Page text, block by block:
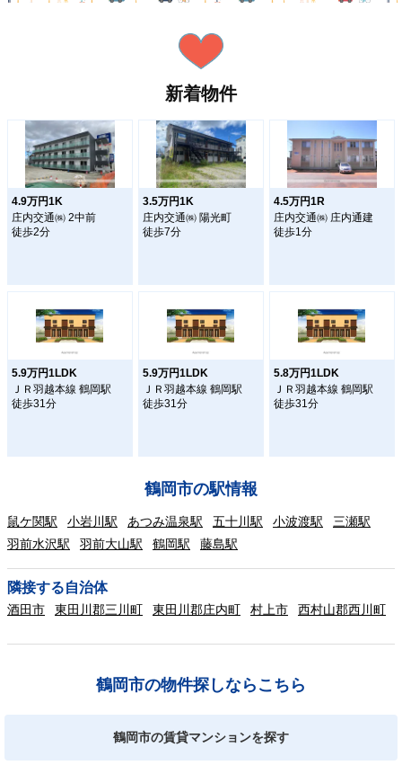
新着物件
4.9万円1K
庄内交通㈱ 2中前
徒歩2分
3.5万円1K
庄内交通㈱ 陽光町
徒歩7分
4.5万円1R
庄内交通㈱ 庄内通建
徒歩1分
5.9万円1LDK
ＪＲ羽越本線 鶴岡駅
徒歩31分
5.9万円1LDK
ＪＲ羽越本線 鶴岡駅
徒歩31分
5.8万円1LDK
ＪＲ羽越本線 鶴岡駅
徒歩31分
鶴岡市の駅情報
鼠ケ関駅 小岩川駅 あつみ温泉駅 五十川駅 小波渡駅
三瀬駅
羽前水沢駅
羽前大山駅 鶴岡駅 藤島駅
隣接する自治体
酒田市 東田川郡三川町 東田川郡庄内町 村上市 西村山郡西川町
鶴岡市の物件探しならこちら
鶴岡市の賃貸マンションを探す